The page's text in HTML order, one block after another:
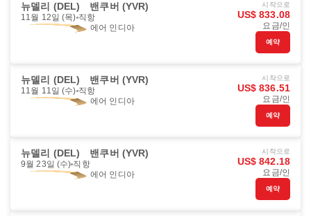
뉴델리 (DEL) 밴쿠버 (YVR)
11월 12일 (목) 직항
에어 인디아
시작으로
US$ 833.08
요금/인
예약
뉴델리 (DEL) 밴쿠버 (YVR)
11월 11일 (수) 직항
에어 인디아
시작으로
US$ 836.51
요금/인
예약
뉴델리 (DEL) 밴쿠버 (YVR)
9월 23일 (수) 직항
에어 인디아
시작으로
US$ 842.18
요금/인
예약